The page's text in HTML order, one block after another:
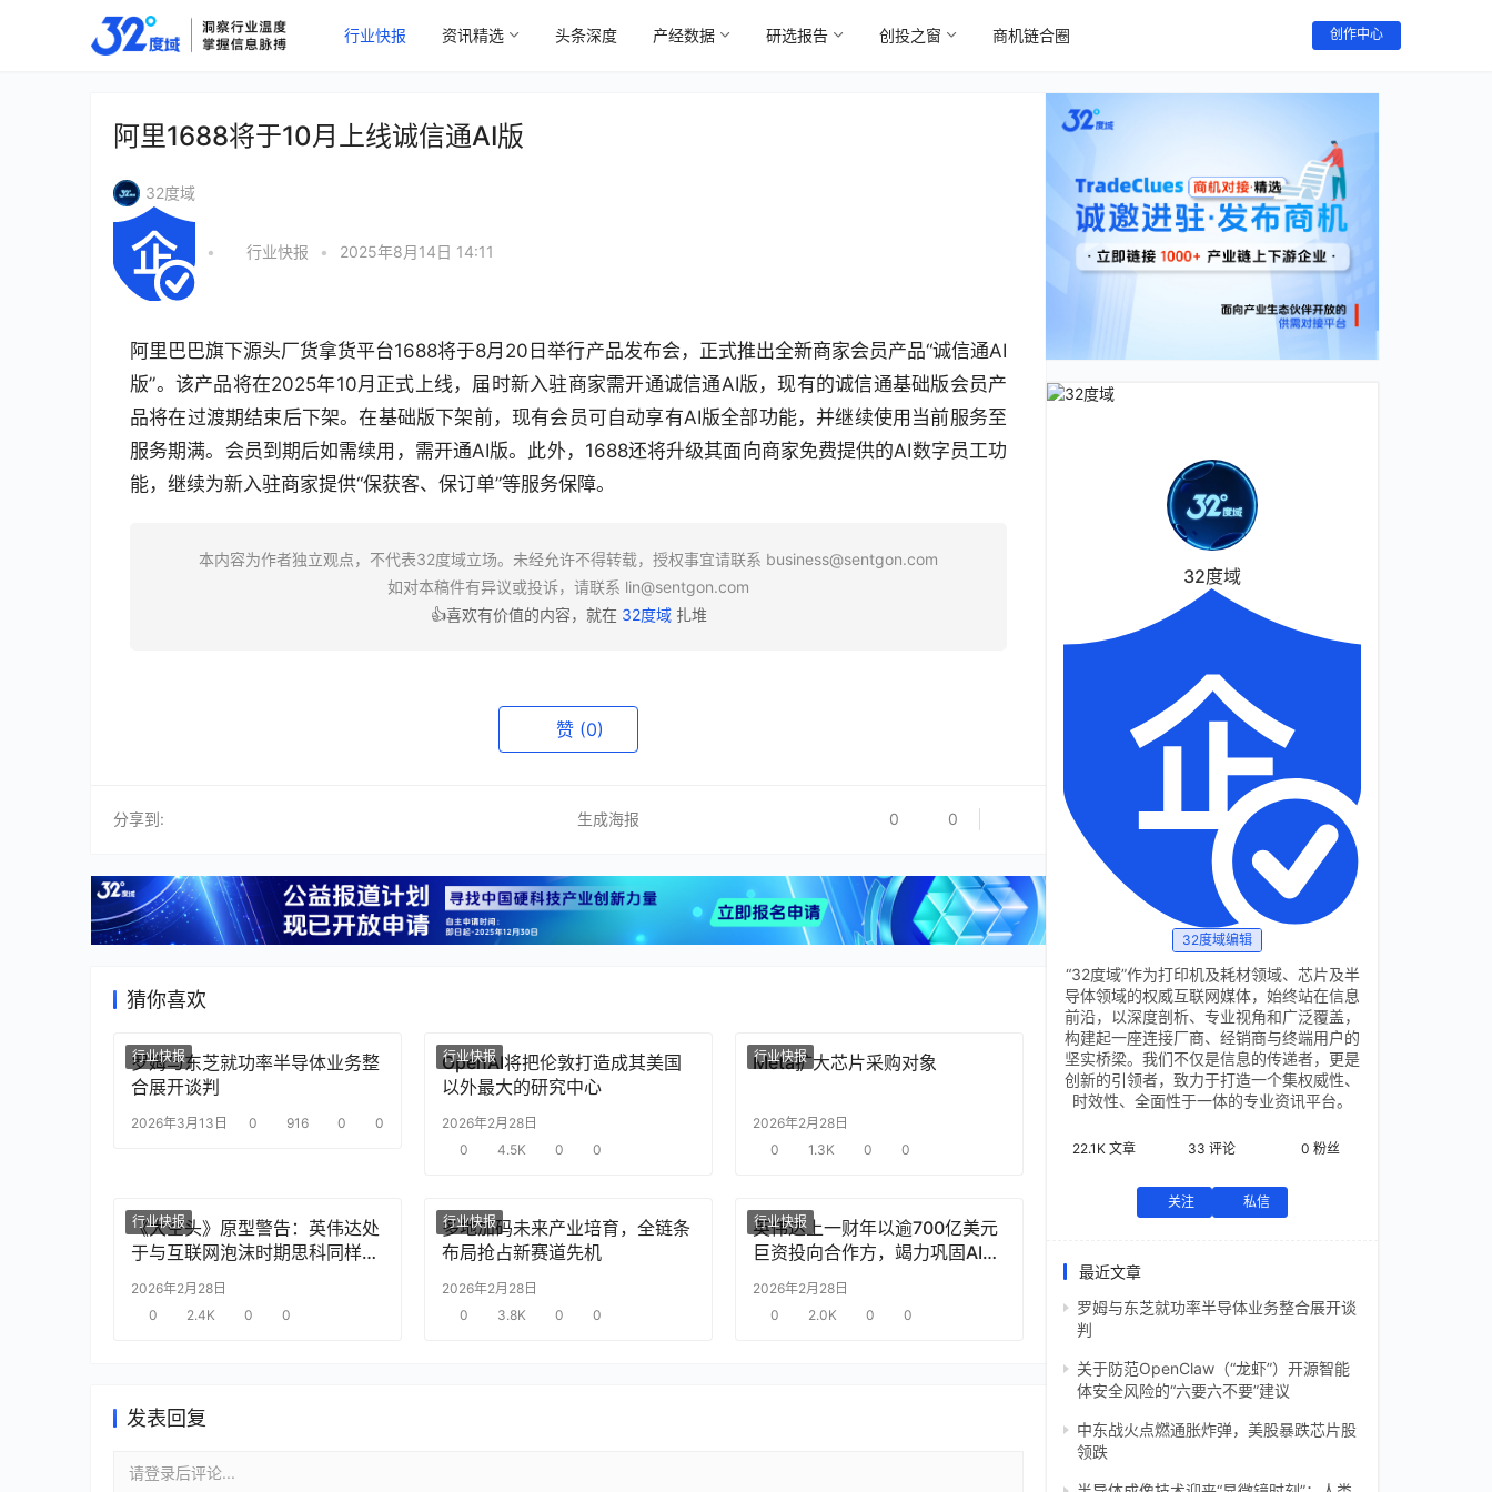
行业快报 资讯精选 头条深度 产经数据 研选报告 创投之窗 商机链合圈 创作中心
阿里1688将于10月上线诚信通AI版
32度域
• 行业快报 • 2025年8月14日 14:11
阿里巴巴旗下源头厂货拿货平台1688将于8月20日举行产品发布会，正式推出全新商家会员产品“诚信通AI
版”。该产品将在2025年10月正式上线，届时新入驻商家需开通诚信通AI版，现有的诚信通基础版会员产
品将在过渡期结束后下架。在基础版下架前，现有会员可自动享有AI版全部功能，并继续使用当前服务至
服务期满。会员到期后如需续用，需开通AI版。此外，1688还将升级其面向商家免费提供的AI数字员工功
能，继续为新入驻商家提供“保获客、保订单”等服务保障。
本内容为作者独立观点，不代表32度域立场。未经允许不得转载，授权事宜请联系 business@sentgon.com
如对本稿件有异议或投诉，请联系 lin@sentgon.com
👍喜欢有价值的内容，就在 32度域扎堆
赞 (0)
分享到: 生成海报 0 0
猜你喜欢
行业快报
罗姆与东芝就功率半导体业务整
合展开谈判
2026年3月13日 0 916 0 0
行业快报
OpenAI将把伦敦打造成其美国
以外最大的研究中心
2026年2月28日
0
4.5K 0 0
行业快报
Meta扩大芯片采购对象
2026年2月28日
0
1.3K 0 0
行业快报
《大空头》原型警告：英伟达处
于与互联网泡沫时期思科同样的
“危险境地”
2026年2月28日
0
2.4K 0 0
行业快报
多地加码未来产业培育，全链条
布局抢占新赛道先机
2026年2月28日
0
3.8K 0 0
行业快报
英伟达上一财年以逾700亿美元
巨资投向合作方，竭力巩固AI芯
片需求
2026年2月28日
0
2.0K 0 0
发表回复
请登录后评论...
32度域
32度域编辑
“32度域”作为打印机及耗材领域、芯片及半
导体领域的权威互联网媒体，始终站在信息
前沿，以深度剖析、专业视角和广泛覆盖，
构建起一座连接厂商、经销商与终端用户的
坚实桥梁。我们不仅是信息的传递者，更是
创新的引领者，致力于打造一个集权威性、
时效性、全面性于一体的专业资讯平台。
22.1K 文章 33 评论 0 粉丝
关注 私信
最近文章
罗姆与东芝就功率半导体业务整合展开谈
判
关于防范OpenClaw（“龙虾”）开源智能
体安全风险的“六要六不要”建议
中东战火点燃通胀炸弹，美股暴跌芯片股
领跌